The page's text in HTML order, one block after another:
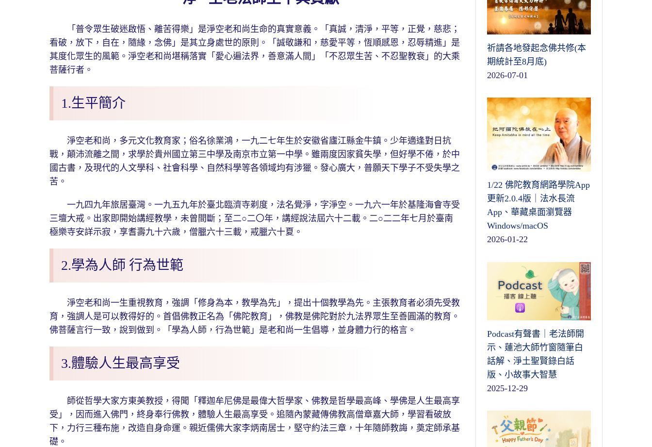
「普令眾生破迷啟悟、離苦得樂」是淨空老和尚生命的真實意義。「真誠，清淨，平等，正覺，慈悲；
看破，放下，自在，隨緣，念佛」是其立身處世的原則。「誠敬謙和，慈愛平等，恆順感恩，忍辱精進」是
其度化眾生的風範。淨空老和尚堪稱落實「愛心遍法界，善意滿人間」「不忍眾生苦、不忍聖教衰」的大乘
菩薩行者。
1.生平簡介
淨空老和尚，多元文化教育家；俗名徐業鴻，一九二七年生於安徽省廬江縣金牛鎮。少年適逢對日抗
戰，顛沛流離之間，求學於貴州國立第三中學及南京市立第一中學。雖兩度因家貧失學，但好學不倦，於中
國古書，及現代的人文學科、社會科學、自然科學等各領域均有涉獵。發心廣大，普願天下學子不受失學之
苦。
一九四九年旅居臺灣。一九五九年於臺北臨濟寺剃度，法名覺淨，字淨空。一九六一年於基隆海會寺受
三壇大戒。出家即開始講經教學，未曾間斷；至二○二〇年，講經說法屆六十二載。二○二二年七月於臺南
極樂寺安詳示寂，享耆壽九十六歲，僧臘六十三載，戒臘六十夏。
2.學為人師 行為世範
淨空老和尚一生重視教育，強調「修身為本，教學為先」，提出十個教學為先。主張教育者必須先受教
育，強調人是可以教得好的。首倡佛教正名為「佛陀教育」，佛教是佛陀對於九法界眾生至善圓滿的教育。
佛菩薩言行一致，說到做到。「學為人師，行為世範」是老和尚一生倡導，並身體力行的格言。
3.體驗人生最高享受
師從哲學大家方東美教授，得聞「釋迦牟尼佛是最偉大哲學家、佛教是哲學最高峰、學佛是人生最高享
受」，因而進入佛門，終身奉行佛教，體驗人生最高享受。追隨內蒙藏傳佛教高僧章嘉大師，學習看破放
下，力行三種布施，改造自身命運。親近儒佛大家李炳南居士，堅守約法三章，十年隨師教誨，奠定師承基
礎。
祈請各地發起念佛共修(本
期統計至8月底)
2026-07-01
1/22 佛陀教育網路學院App
更新2.0.4版｜法水長流
App、華藏桌面瀏覽器
Windows/macOS
2026-01-22
Podcast有聲書｜老法師開
示、蓮池大師竹窗隨筆白
話解、淨土聖賢錄白話
版、小故事大智慧
2025-12-29